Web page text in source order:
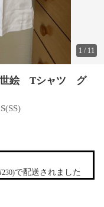
1 / 11
世絵 Tシャツ グ
で配送されました